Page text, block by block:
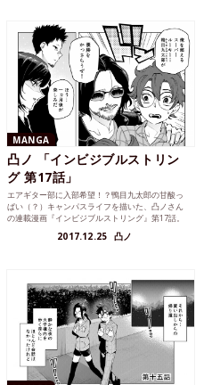
MANGA
凸ノ 「インビジブルストリン
グ 第17話」
エアギター部に入部希望！？鴨目九太郎の甘酸っ
ぱい（？）キャンパスライフを描いた、凸ノさん
の連載漫画『インビジブルストリング』第17話。
一ヶ月後に迫った五月祭に向けて、エアギターの
特訓スタート？！2017.12.25 凸ノ